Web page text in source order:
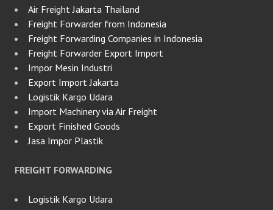
Air Freight Jakarta Thailand
Freight Forwarder from Indonesia
Freight Forwarding Companies in Indonesia
Freight Forwarder Export Import
Impor Mesin Industri
Export Import Jakarta
Logistik Kargo Udara
Import Machinery via Air Freight
Export Finished Goods
Jasa Impor Plastik
FREIGHT FORWARDING
Logistik Kargo Udara